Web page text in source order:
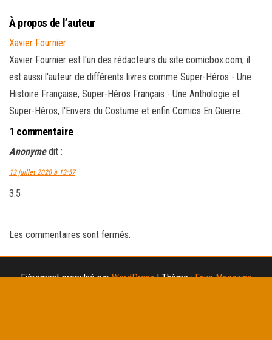
À propos de l’auteur
Xavier Fournier
Xavier Fournier est l'un des rédacteurs du site comicbox.com, il
est aussi l'auteur de différents livres comme Super-Héros - Une
Histoire Française, Super-Héros Français - Une Anthologie et
Super-Héros, l'Envers du Costume et enfin Comics En Guerre.
1 commentaire
Anonyme dit :
13 juillet 2020 à 13:57
3.5
Les commentaires sont fermés.
Fièrement propulsé parWordPress |Thème :Envo Magazine